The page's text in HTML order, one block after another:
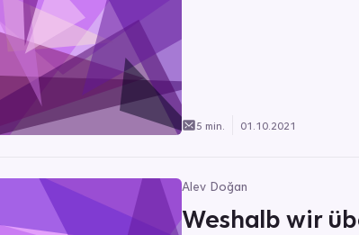
5 min. 01.10.2021
Alev Doğan
Weshalb wir